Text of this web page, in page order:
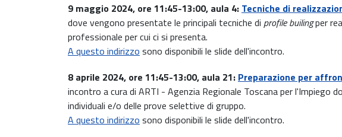
9 maggio 2024, ore 11:45-13:00, aula 4: Tecniche di
dove vengono presentate le principali tecniche di profile builingper
professionale per cui ci si presenta.
A questo indirizzo sono disponibili le slide dell'incontro.
8 aprile 2024, ore 11:45-13:00, aula 21: Preparazione per
incontro a cura di ARTI - Agenzia Regionale Toscana per l'Impiego
individuali e/o delle prove selettive di gruppo.
A questo indirizzo sono disponibili le slide dell'incontro.